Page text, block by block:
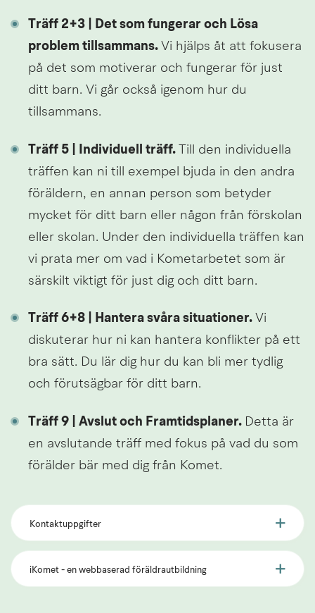
Träff 2+3 | Det som fungerar och Lösa
problem tillsammans. Vi hjälps åt att fokusera
på det som motiverar och fungerar för just
ditt barn. Vi går också igenom hur du
tillsammans.
Träff 5 | Individuell träff.
Till den individuella
träffen kan ni till exempel bjuda in den andra
föräldern, en annan person som betyder
mycket för ditt barn eller någon från förskolan
eller skolan. Under den individuella träffen kan
vi prata mer om vad i Kometarbetet som är
särskilt viktigt för just dig och ditt barn.
Träff 6+8 | Hantera svåra situationer. Vi
diskuterar hur ni kan hantera konflikter på ett
bra sätt. Du lär dig hur du kan bli mer tydlig
och förutsägbar för ditt barn.
Träff 9 | Avslut och Framtidsplaner. Detta är
en avslutande träff med fokus på vad du som
förälder bär med dig från Komet.
Kontaktuppgifter
iKomet - en webbaserad föräldrautbildning